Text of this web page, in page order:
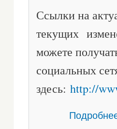
Ссылки на
текущих
можете
социальных
здесь: http://